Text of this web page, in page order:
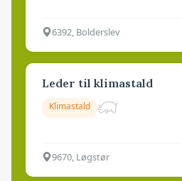
6392, Bolderslev
Leder til klimastald
Klimastald
9670, Løgstør